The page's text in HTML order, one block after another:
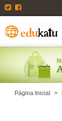
Twitter
Página Inicial >